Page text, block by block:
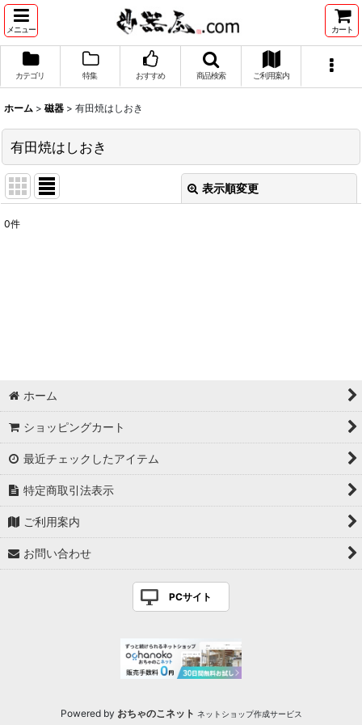
メニュー カート
カテゴリ 特集 おすすめ 商品検索 ご利用案内
ホーム > 磁器 > 有田焼はしおき
有田焼はしおき
表示順変更
0件
ホーム
ショッピングカート
最近チェックしたアイテム
特定商取引法表示
ご利用案内
お問い合わせ
PCサイト
Powered by おちゃのこネット ネットショップ作成サービス